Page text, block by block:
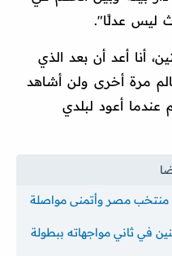
ليس عدلًا".
أنا أعد أن بعد الذي
مرة أخرى ولن أشاهد
عندما أعود لبلدي
مصر وأتمنى مواصلة
في ثاني مواجهاته ببطولة